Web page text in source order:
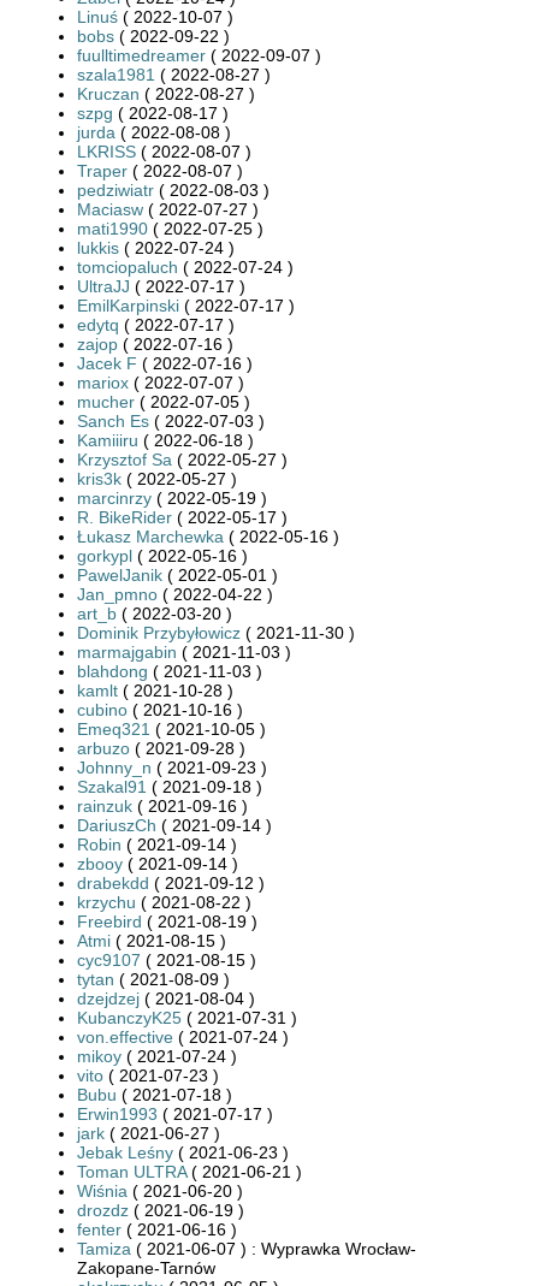
Linuś ( 2022-10-07 )
bobs ( 2022-09-22 )
fuulltimedreamer ( 2022-09-07 )
szala1981 ( 2022-08-27 )
Kruczan ( 2022-08-27 )
szpg ( 2022-08-17 )
jurda ( 2022-08-08 )
LKRISS ( 2022-08-07 )
Traper ( 2022-08-07 )
pedziwiatr ( 2022-08-03 )
Maciasw ( 2022-07-27 )
mati1990 ( 2022-07-25 )
lukkis ( 2022-07-24 )
tomciopaluch ( 2022-07-24 )
UltraJJ ( 2022-07-17 )
EmilKarpinski ( 2022-07-17 )
edytq ( 2022-07-17 )
zajop ( 2022-07-16 )
Jacek F ( 2022-07-16 )
mariox ( 2022-07-07 )
mucher ( 2022-07-05 )
Sanch Es ( 2022-07-03 )
Kamiiiru ( 2022-06-18 )
Krzysztof Sa ( 2022-05-27 )
kris3k ( 2022-05-27 )
marcinrzy ( 2022-05-19 )
R. BikeRider ( 2022-05-17 )
Łukasz Marchewka ( 2022-05-16 )
gorkypl ( 2022-05-16 )
PawelJanik ( 2022-05-01 )
Jan_pmno ( 2022-04-22 )
art_b ( 2022-03-20 )
Dominik Przybyłowicz ( 2021-11-30 )
marmajgabin ( 2021-11-03 )
blahdong ( 2021-11-03 )
kamlt ( 2021-10-28 )
cubino ( 2021-10-16 )
Emeq321 ( 2021-10-05 )
arbuzo ( 2021-09-28 )
Johnny_n ( 2021-09-23 )
Szakal91 ( 2021-09-18 )
rainzuk ( 2021-09-16 )
DariuszCh ( 2021-09-14 )
Robin ( 2021-09-14 )
zbooy ( 2021-09-14 )
drabekdd ( 2021-09-12 )
krzychu ( 2021-08-22 )
Freebird ( 2021-08-19 )
Atmi ( 2021-08-15 )
cyc9107 ( 2021-08-15 )
tytan ( 2021-08-09 )
dzejdzej ( 2021-08-04 )
KubanczyK25 ( 2021-07-31 )
von.effective ( 2021-07-24 )
mikoy ( 2021-07-24 )
vito ( 2021-07-23 )
Bubu ( 2021-07-18 )
Erwin1993 ( 2021-07-17 )
jark ( 2021-06-27 )
Jebak Leśny ( 2021-06-23 )
Toman ULTRA( 2021-06-21 )
Wiśnia ( 2021-06-20 )
drozdz ( 2021-06-19 )
fenter ( 2021-06-16 )
Tamiza ( 2021-06-07 ) : Wyprawka Wrocław-
Zakopane-Tarnów